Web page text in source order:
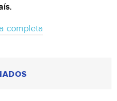
completa